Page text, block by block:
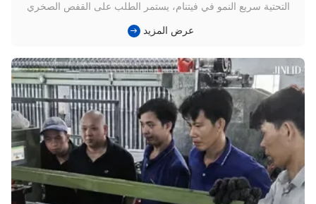
التحتية سريع النمو في فيتنام، يستمر الطلب على القفص الصخري
آلة قفص صخري CNC للتحديث من المعدات التقليدية. في البداية،
عرض المزيد